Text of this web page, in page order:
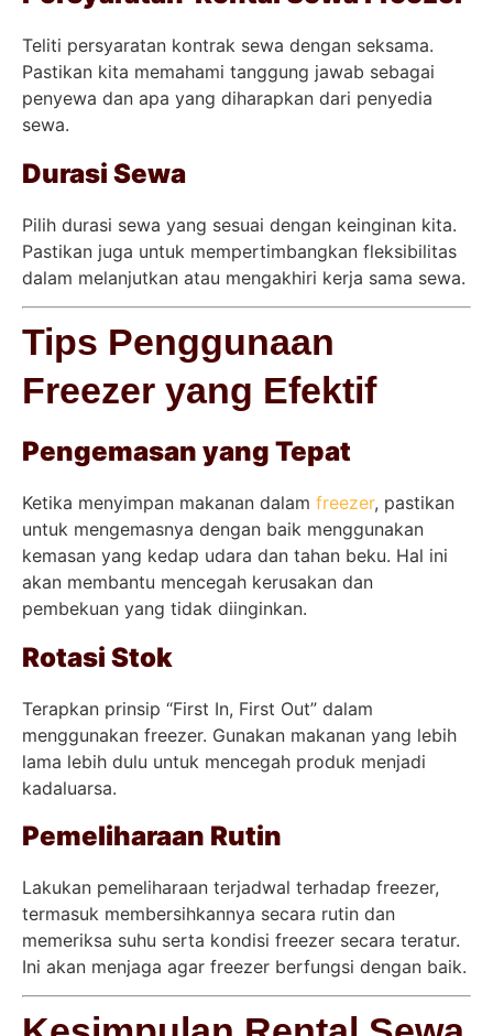
Teliti persyaratan kontrak sewa dengan seksama.
Pastikan kita memahami tanggung jawab sebagai
penyewa dan apa yang diharapkan dari penyedia
sewa.
Durasi Sewa
Pilih durasi sewa yang sesuai dengan keinginan kita.
Pastikan juga untuk mempertimbangkan fleksibilitas
dalam melanjutkan atau mengakhiri kerja sama sewa.
Tips Penggunaan
Freezer yang Efektif
Pengemasan yang Tepat
Ketika menyimpan makanan dalam freezer, pastikan
untuk mengemasnya dengan baik menggunakan
kemasan yang kedap udara dan tahan beku. Hal ini
akan membantu mencegah kerusakan dan
pembekuan yang tidak diinginkan.
Rotasi Stok
Terapkan prinsip “First In, First Out” dalam
menggunakan freezer. Gunakan makanan yang lebih
lama lebih dulu untuk mencegah produk menjadi
kadaluarsa.
Pemeliharaan Rutin
Lakukan pemeliharaan terjadwal terhadap freezer,
termasuk membersihkannya secara rutin dan
memeriksa suhu serta kondisi freezer secara teratur.
Ini akan menjaga agar freezer berfungsi dengan baik.